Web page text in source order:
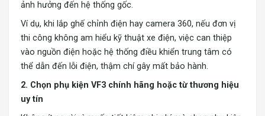
ảnh hưởng đến hệ thống gốc.
Ví dụ, khi lắp ghế chỉnh điện hay camera 360, nếu đơn vị
thi công không am hiểu kỹ thuật xe điện, việc can thiệp
vào nguồn điện hoặc hệ thống điều khiển trung tâm có
thể dẫn đến lỗi điện, thậm chí gây mất bảo hành.
2. Chọn phụ kiện VF3 chính hãng hoặc từ thương hiệu
uy tín